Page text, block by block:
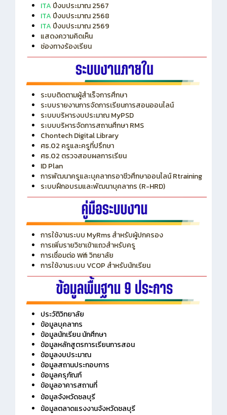
ITA ปีงบประมาณ 2567
ITA ปีงบประมาณ 2568
ITA ปีงบประมาณ 2569
แสดงความคิดเห็น
ช่องทางร้องเรียน
ระบบติดตามผู้สำเร็จการศึกษา
ระบบรายงานการจัดการเรียนการสอนออนไลน์
ระบบบริหารงบประมาณ MyPSD
ระบบบริหารจัดการสถานศึกษา RMS
Chontech Digital Library
ศธ.02 ครูและครูที่ปรึกษา
ศธ.02 ตรวจสอบผลการเรียน
ID Plan
การพัฒนาครูและบุคลากรอาชีวศึกษาออนไลน์ Rtraining
ระบบฝึกอบรมและพัฒนาบุคลากร (R-HRD)
การใช้งานระบบ MyRms สำหรับผู้ปกครอง
การเพิ่มรายวิชาเข้าแถวสำหรับครู
การเชื่อมต่อ Wifi วิทยาลัย
การใช้งานระบบ VCOP สำหรับนักเรียน
ประวัติวิทยาลัย
ข้อมูลบุคลากร
ข้อมูลนักเรียน นักศึกษา
ข้อมูลหลักสูตรการเรียนการสอน
ข้อมูลงบประมาณ
ข้อมูลสถานประกอบการ
ข้อมูลครุภัณฑ์
ข้อมูลอาคารสถานที่
ข้อมูลจังหวัดชลบุรี
ข้อมูลตลาดแรงงานจังหวัดชลบุรี